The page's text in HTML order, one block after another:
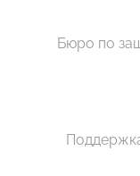
Бюро по